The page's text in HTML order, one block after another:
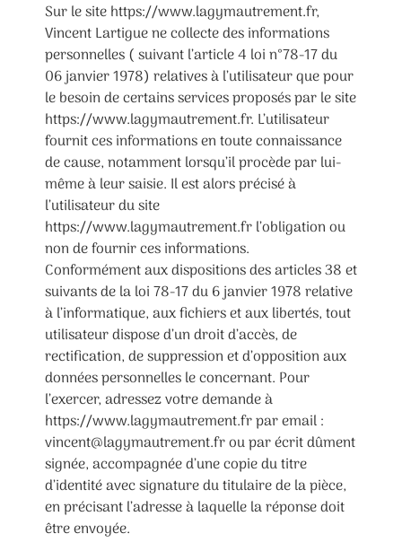
Sur le site https://www.lagymautrement.fr,
Vincent Lartigue ne collecte des informations
personnelles ( suivant l’article 4 loi n°78-17 du
06 janvier 1978) relatives à l’utilisateur que pour
le besoin de certains services proposés par le site
https://www.lagymautrement.fr. L’utilisateur
fournit ces informations en toute connaissance
de cause, notamment lorsqu’il procède par lui-
même à leur saisie. Il est alors précisé à
l’utilisateur du site
https://www.lagymautrement.fr l’obligation ou
non de fournir ces informations.
Conformément aux dispositions des articles 38 et
suivants de la loi 78-17 du 6 janvier 1978 relative
à l’informatique, aux fichiers et aux libertés, tout
utilisateur dispose d’un droit d’accès, de
rectification, de suppression et d’opposition aux
données personnelles le concernant. Pour
l’exercer, adressez votre demande à
https://www.lagymautrement.fr par email :
vincent@lagymautrement.fr ou par écrit dûment
signée, accompagnée d’une copie du titre
d’identité avec signature du titulaire de la pièce,
en précisant l’adresse à laquelle la réponse doit
être envoyée.